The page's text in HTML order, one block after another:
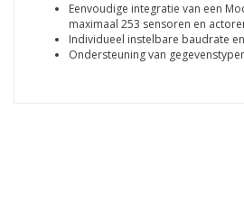
Eenvoudige integratie van een
maximaal 253 sensoren en
Individueel instelbare baudrate
Ondersteuning van